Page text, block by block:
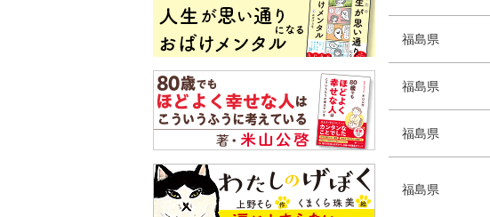
福島県
福島県
福島県
福島県